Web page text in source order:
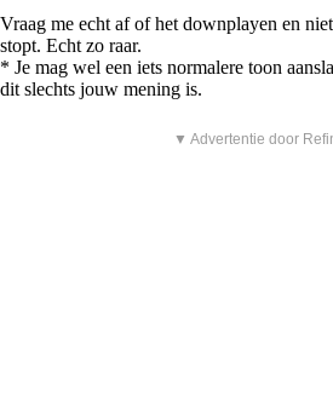
Vraag me echt af of het downplayen en
stopt. Echt zo raar.
* Je mag wel een iets normalere toon
dit slechts jouw mening is.
▼ Advertentie door